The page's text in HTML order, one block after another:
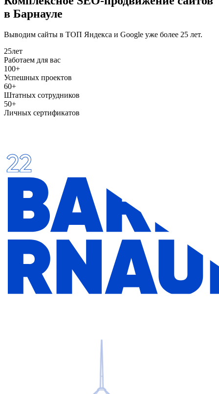
в Барнауле
Выводим сайты в ТОП Яндекса и Google уже более 25 лет.
25лет
Работаем для вас
100+
Успешных проектов
60+
Штатных сотрудников
50+
Личных сертификатов